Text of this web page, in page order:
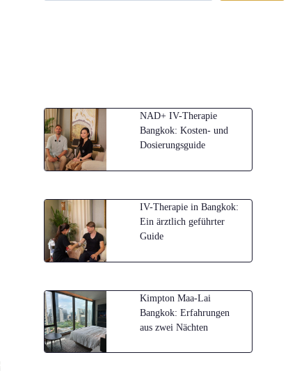
NAD+ IV-Therapie
Bangkok: Kosten- und
Dosierungsguide
IV-Therapie in Bangkok:
Ein ärztlich geführter
Guide
Kimpton Maa-Lai
Bangkok: Erfahrungen
aus zwei Nächten